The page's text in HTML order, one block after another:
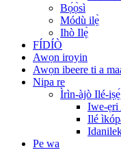
Bọ́ọ̀sì
Módù ilẹ̀
Ihò Ilẹ̀
FÍDÍÒ
Awọn iroyin
Awọn ibeere ti a
Nipa re
Ìrìn-àjò Ilé-iṣẹ́
Iwe-ẹri
Ilé
Pe wa